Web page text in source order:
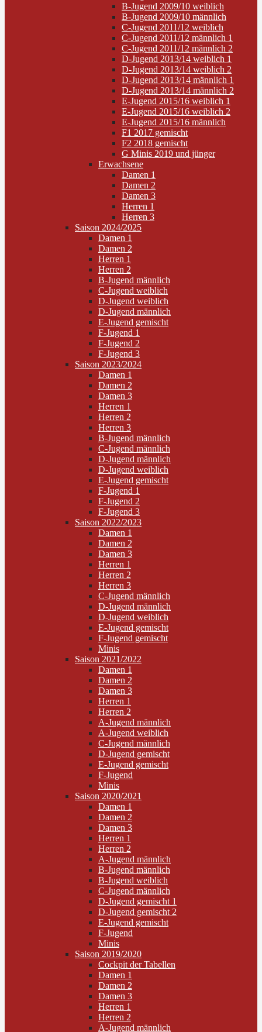
B-Jugend 2009/10 weiblich
B-Jugend 2009/10 männlich
C-Jugend 2011/12 weiblich
C-Jugend 2011/12 männlich 1
C-Jugend 2011/12 männlich 2
D-Jugend 2013/14 weiblich 1
D-Jugend 2013/14 weiblich 2
D-Jugend 2013/14 männlich 1
D-Jugend 2013/14 männlich 2
E-Jugend 2015/16 weiblich 1
E-Jugend 2015/16 weiblich 2
E-Jugend 2015/16 männlich
F1 2017 gemischt
F2 2018 gemischt
G Minis 2019 und jünger
Erwachsene
Damen 1
Damen 2
Damen 3
Herren 1
Herren 3
Saison 2024/2025
Damen 1
Damen 2
Herren 1
Herren 2
B-Jugend männlich
C-Jugend weiblich
D-Jugend weiblich
D-Jugend männlich
E-Jugend gemischt
F-Jugend 1
F-Jugend 2
F-Jugend 3
Saison 2023/2024
Damen 1
Damen 2
Damen 3
Herren 1
Herren 2
Herren 3
B-Jugend männlich
C-Jugend männlich
D-Jugend männlich
D-Jugend weiblich
E-Jugend gemischt
F-Jugend 1
F-Jugend 2
F-Jugend 3
Saison 2022/2023
Damen 1
Damen 2
Damen 3
Herren 1
Herren 2
Herren 3
C-Jugend männlich
D-Jugend männlich
D-Jugend weiblich
E-Jugend gemischt
F-Jugend gemischt
Minis
Saison 2021/2022
Damen 1
Damen 2
Damen 3
Herren 1
Herren 2
A-Jugend männlich
A-Jugend weiblich
C-Jugend männlich
D-Jugend gemischt
E-Jugend gemischt
F-Jugend
Minis
Saison 2020/2021
Damen 1
Damen 2
Damen 3
Herren 1
Herren 2
A-Jugend männlich
B-Jugend männlich
B-Jugend weiblich
C-Jugend männlich
D-Jugend gemischt 1
D-Jugend gemischt 2
E-Jugend gemischt
F-Jugend
Minis
Saison 2019/2020
Cockpit der Tabellen
Damen 1
Damen 2
Damen 3
Herren 1
Herren 2
A-Jugend männlich